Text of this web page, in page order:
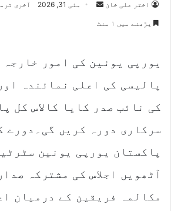
اختر علی خان
Send مئی 31, 2026 آخری ترمیم
پڑھنے میں ۱ منٹ
یورپی یونین کی امور خارجہ
پالیسی کی اعلی نمائندہ
کی نائب صدر کایا کالاس کل
سرکاری دورہ کریں گی۔دورے
پاکستان یورپی یونین
آٹھویں اجلاس کی مشترکہ
مکالمہ فریقین کے درمیان